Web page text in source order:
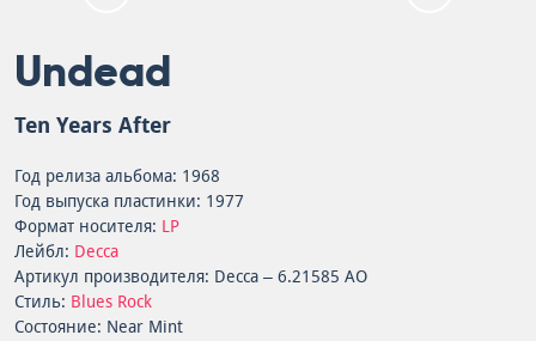
Undead
Ten Years After
Год релиза альбома: 1968
Год выпуска пластинки: 1977
Формат носителя: LP
Лейбл: Decca
Артикул производителя: Decca – 6.21585 AO
Стиль: Blues Rock
Состояние: Near Mint